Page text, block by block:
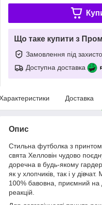
Що таке купити з
Замовлення під
Доступна доставка
Доставка
Опис
Стильна футболка з
свята Хелловін чудово
доречна в будь-якому
як у хлопчиків, так і у
100% бавовна, приємний на
реакцій.